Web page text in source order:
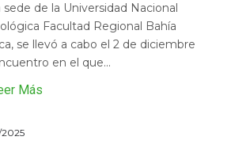
sede de la Universidad Nacional
Facultad Regional Bahía
se llevó a cabo el 2 de diciembre
en el que...
Más
2025